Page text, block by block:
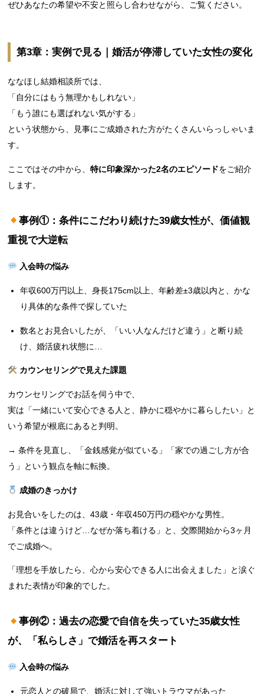
ぜひあなたの希望や不安と照らし合わせながら、ご覧ください。
第3章：実例で見る｜婚活が停滞していた女性の変化
ななほし結婚相談所では、
「自分にはもう無理かもしれない」
「もう誰にも選ばれない気がする」
という状態から、見事にご成婚された方がたくさんいらっしゃいま
す。
ここではその中から、特に印象深かった2名のエピソードをご紹介
します。
事例①：条件にこだわり続けた39歳女性が、価値観
重視で大逆転
入会時の悩み
年収600万円以上、身長175cm以上、年齢差±3歳以内と、かな
り具体的な条件で探していた
数名とお見合いしたが、「いい人なんだけど違う」と断り続
け、婚活疲れ状態に…
カウンセリングで見えた課題
カウンセリングでお話を伺う中で、
実は「一緒にいて安心できる人と、静かに穏やかに暮らしたい」と
いう希望が根底にあると判明。
→ 条件を見直し、「金銭感覚が似ている」「家での過ごし方が合
う」という観点を軸に転換。
成婚のきっかけ
お見合いをしたのは、43歳・年収450万円の穏やかな男性。
「条件とは違うけど…なぜか落ち着ける」と、交際開始から3ヶ月
でご成婚へ。
「理想を手放したら、心から安心できる人に出会えました」と涙ぐ
まれた表情が印象的でした。
事例②：過去の恋愛で自信を失っていた35歳女性
が、「私らしさ」で婚活を再スタート
入会時の悩み
元恋人との破局で、婚活に対して強いトラウマがあった